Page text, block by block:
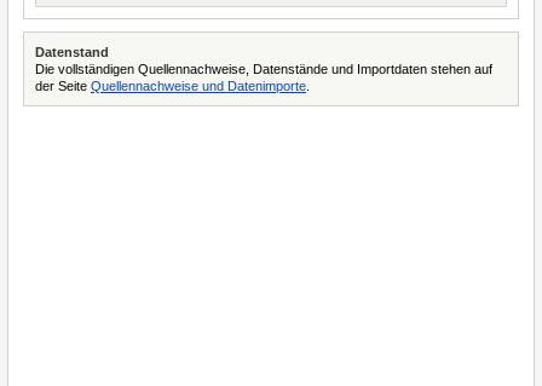
Datenstand
Die vollständigen Quellennachweise, Datenstände und Importdaten stehen auf
der Seite Quellennachweise und Datenimporte